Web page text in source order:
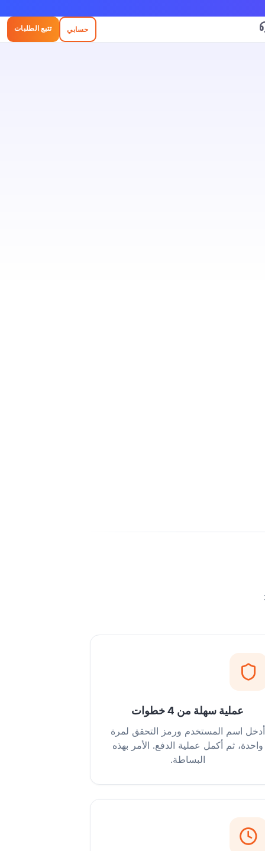
حسابي تتبع الطلبات
عملية سهلة من 4 خطوات
أدخل اسم المستخدم ورمز التحقق لمرة
واحدة، ثم أكمل عملية الدفع. الأمر بهذه
البساطة.